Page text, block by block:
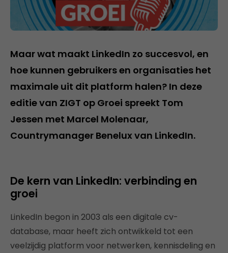
Maar wat maakt LinkedIn zo succesvol, en
hoe kunnen gebruikers en organisaties het
maximale uit dit platform halen? In deze
editie van ZIGT op Groei spreekt Tom
Jessen met Marcel Molenaar,
Countrymanager Benelux van LinkedIn.
De kern van LinkedIn: verbinding en
groei
LinkedIn begon in 2003 als een digitale cv-
database, maar heeft zich ontwikkeld tot een
veelzijdig platform voor netwerken, kennisdeling en